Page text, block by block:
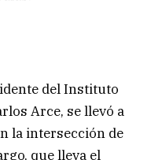
del Instituto
Arce, se llevó a
la intersección de
que lleva el